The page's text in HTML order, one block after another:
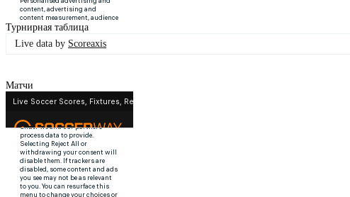
Турнирная таблица
Live data by Scoreaxis
Матчи